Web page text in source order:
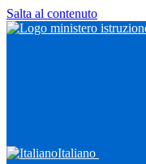
Salta al contenuto
Italiano